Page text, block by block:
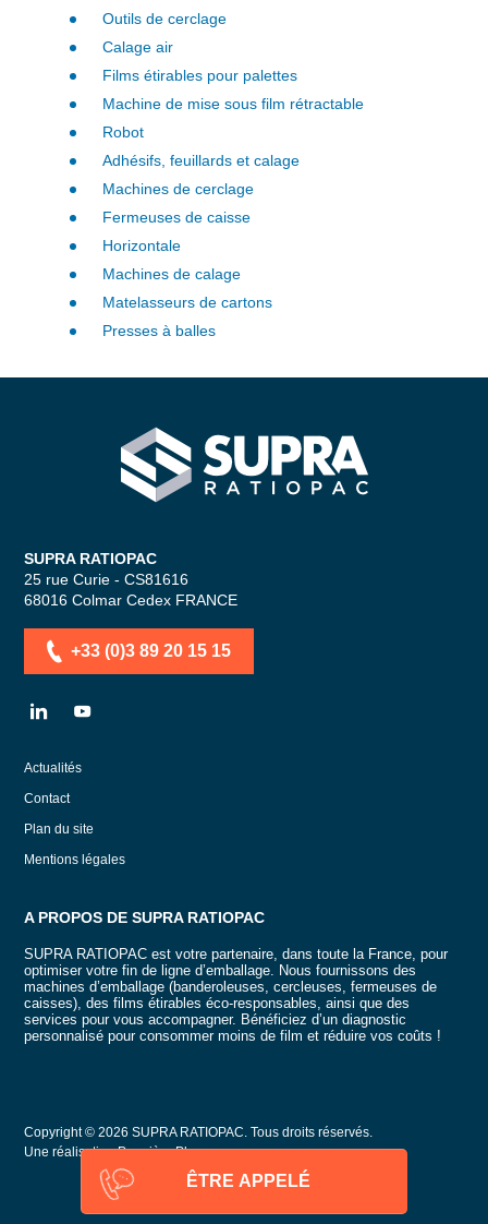
Outils de cerclage
Calage air
Films étirables pour palettes
Machine de mise sous film rétractable
Robot
Adhésifs, feuillards et calage
Machines de cerclage
Fermeuses de caisse
Horizontale
Machines de calage
Matelasseurs de cartons
Presses à balles
SUPRA RATIOPAC
25 rue Curie - CS81616
68016 Colmar Cedex FRANCE
+33 (0)3 89 20 15 15
LN YT
Actualités
Contact
Plan du site
Mentions légales
A PROPOS DE SUPRA RATIOPAC
SUPRA RATIOPAC est votre partenaire, dans toute la France, pour
optimiser votre fin de ligne d’emballage. Nous fournissons des
machines d’emballage (banderoleuses, cercleuses, fermeuses de
caisses), des films étirables éco-responsables, ainsi que des
services pour vous accompagner. Bénéficiez d’un diagnostic
personnalisé pour consommer moins de film et réduire vos coûts !
Copyright © 2026 SUPRA RATIOPAC. Tous droits réservés.
Une réalisationPremière Place
ÊTRE APPELÉ